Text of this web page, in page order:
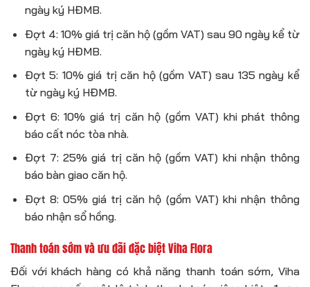
ngày ký HĐMB.
Đợt 4: 10% giá trị căn hộ (gồm VAT) sau 90 ngày kể từ
ngày ký HĐMB.
Đợt 5: 10% giá trị căn hộ (gồm VAT) sau 135 ngày kể
từ ngày ký HĐMB.
Đợt 6: 10% giá trị căn hộ (gồm VAT) khi phát thông
báo cất nóc tòa nhà.
Đợt 7: 25% giá trị căn hộ (gồm VAT) khi nhận thông
báo bàn giao căn hộ.
Đợt 8: 05% giá trị căn hộ (gồm VAT) khi nhận thông
báo nhận sổ hồng.
Thanh toán sớm và ưu đãi đặc biệt Viha Flora
Đối với khách hàng có khả năng thanh toán sớm, Viha